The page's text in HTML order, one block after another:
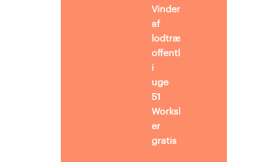
Vinder
af
lodtrækningen
offentliggøres
i
uge
51
Workshoppen
er
gratis